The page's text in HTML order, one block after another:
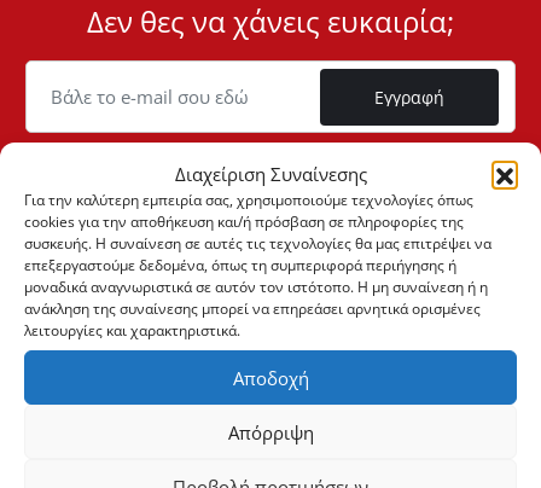
Διαχείριση Συναίνεσης
Για την καλύτερη εμπειρία σας, χρησιμοποιούμε τεχνολογίες όπως
cookies για την αποθήκευση και/ή πρόσβαση σε πληροφορίες της
συσκευής. Η συναίνεση σε αυτές τις τεχνολογίες θα μας επιτρέψει να
επεξεργαστούμε δεδομένα, όπως τη συμπεριφορά περιήγησης ή
μοναδικά αναγνωριστικά σε αυτόν τον ιστότοπο. Η μη συναίνεση ή η
ανάκληση της συναίνεσης μπορεί να επηρεάσει αρνητικά ορισμένες
λειτουργίες και χαρακτηριστικά.
Αποδοχή
Απόρριψη
ID
Cookie
Δεν θες να χάνεις ευκαιρία;
Εγγραφή
+306947901533
+302105542813